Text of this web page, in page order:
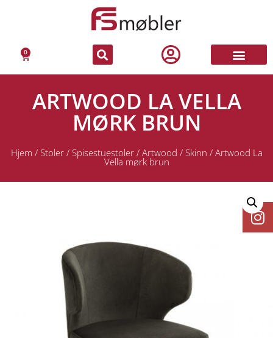
0
ARTWOOD LA VELLA
MØRK BRUN
Hjem / Stoler/ Spisestuestoler/ Artwood / Skinn / Artwood La
Vella mørk brun